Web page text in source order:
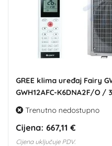
GREE klima uređaj Fairy
GWH12AFC-K6DNA2F/O /
Trenutno nedostupno
Cijena: 667,11 €
Cijena uključuje PDV.